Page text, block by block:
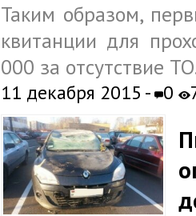
Таким образом,
квитанции для
000 за отсутствие
11 декабря 2015 - 0